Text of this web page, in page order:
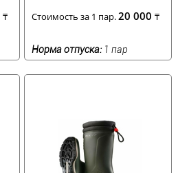
₸ Стоимость за 1 пар.20 000₸
Норма отпуска: 1 пар